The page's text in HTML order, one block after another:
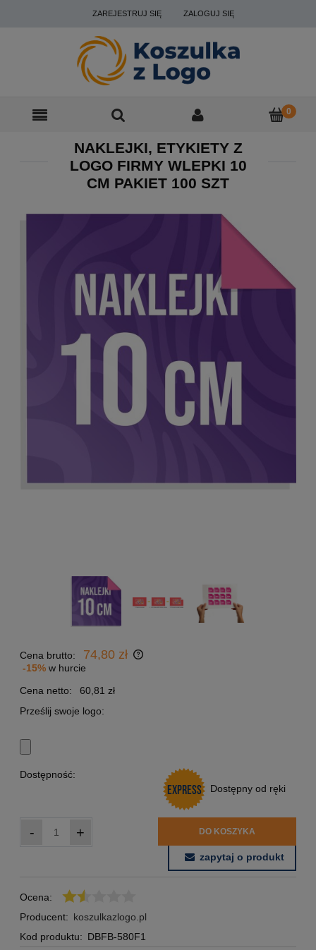
ZAREJESTRUJ SIĘ ZALOGUJ SIĘ
NAKLEJKI, ETYKIETY Z
LOGO FIRMY WLEPKI 10
CM PAKIET 100 SZT
Cena brutto: 74,80 zł
-15% w hurcie
Cena netto:
60,81 zł
Prześlij swoje logo:
Dostępność:
Dostępny od ręki
- + DO KOSZYKA
zapytaj o produkt
Ocena:
Producent: koszulkazlogo.pl
Kod produktu: DBFB-580F1